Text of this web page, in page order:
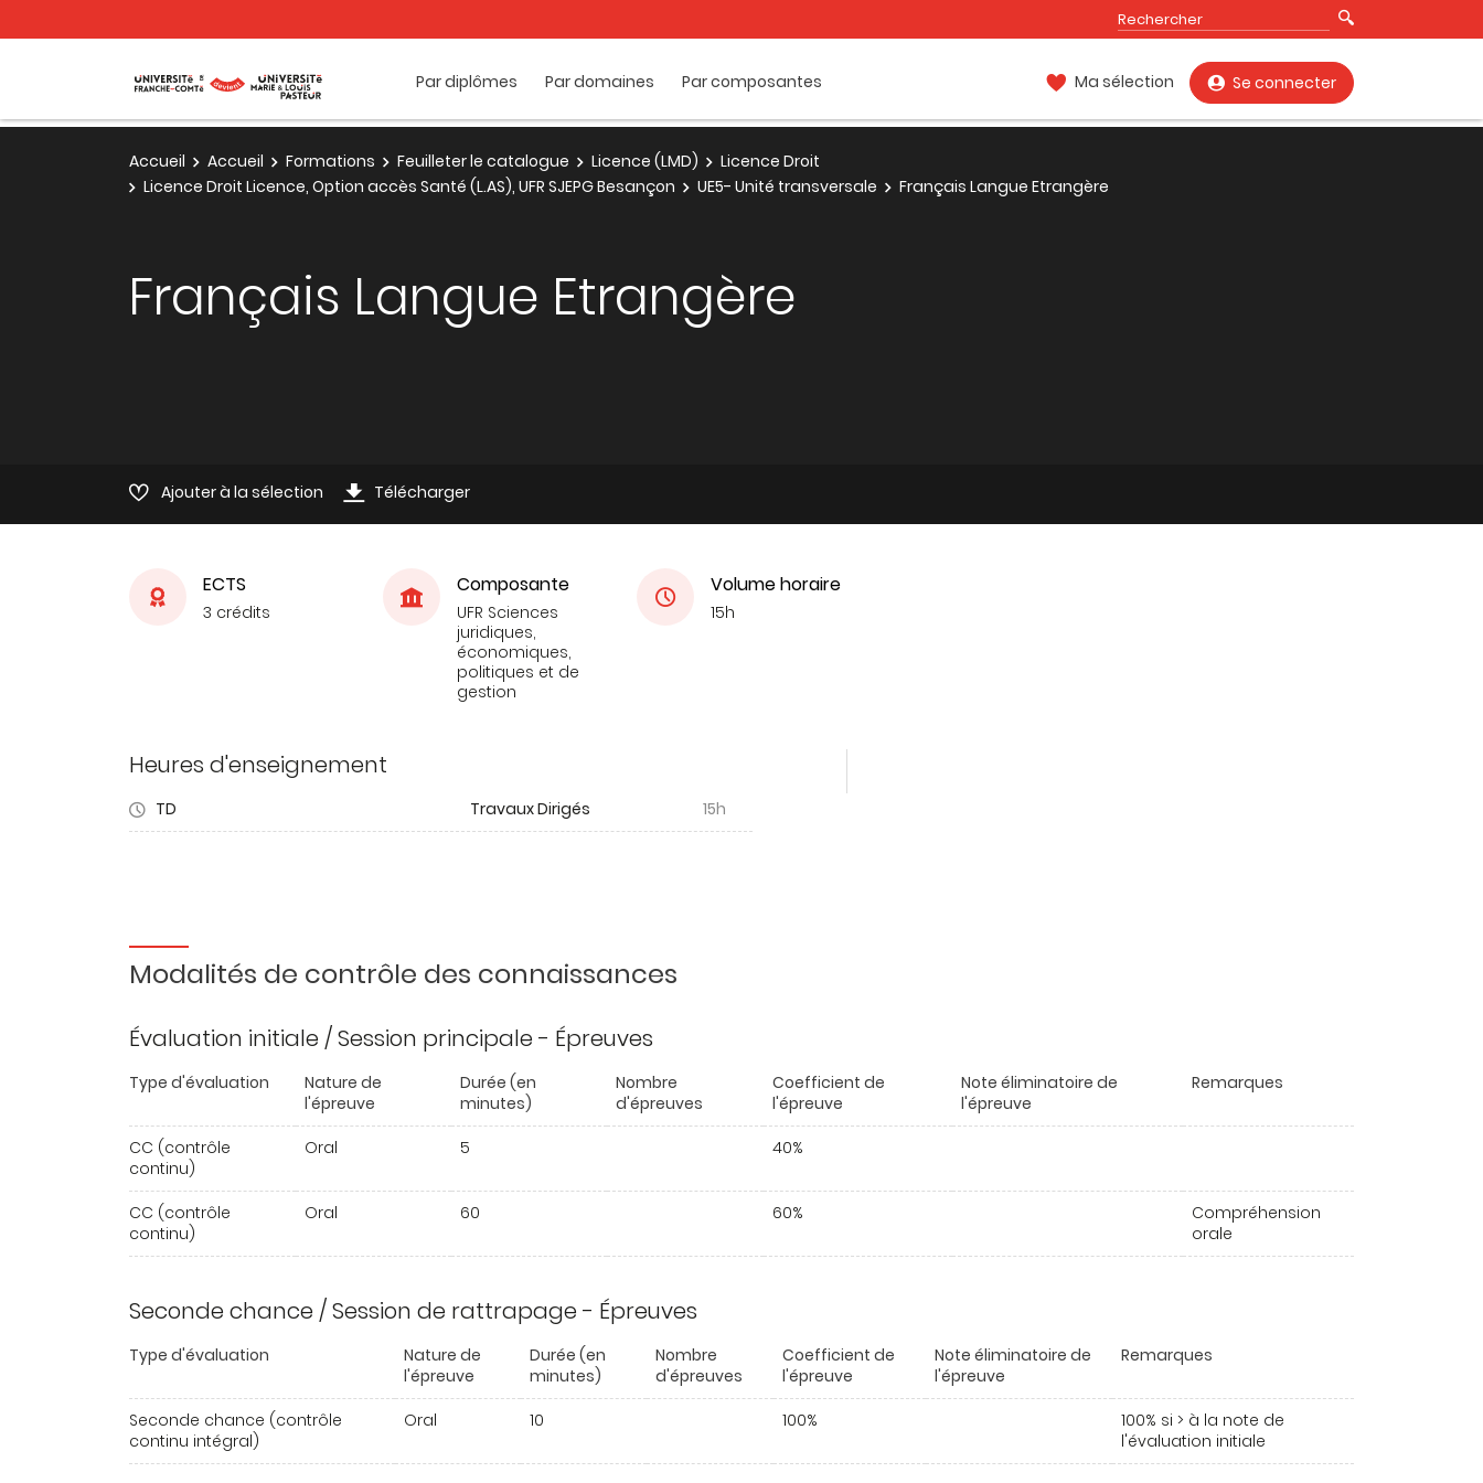
Par diplômes Par domaines Par composantes Ma sélection Se connecter
Accueil Accueil Formations Feuilleter le catalogue Licence (LMD)
Licence Droit
Licence Droit Licence, Option accès Santé (L.AS), UFR SJEPG Besançon
UE5- Unité transversale Français Langue Etrangère
Français Langue Etrangère
Ajouter à la sélection Télécharger
ECTS
3 crédits
Composante
UFR Sciences
juridiques,
économiques,
politiques et de
gestion
Volume horaire
15h
Heures d'enseignement
TD Travaux Dirigés 15h
Modalités de contrôle des connaissances
Évaluation initiale / Session principale - Épreuves
Type d'évaluation
Nature de
l'épreuve
Durée (en
minutes)
Nombre
d'épreuves
Coefficient de
l'épreuve
Note éliminatoire de
l'épreuve
Remarques
CC (contrôle
continu)
Oral 5 40%
CC (contrôle
continu)
Oral 60 60%
Compréhension
orale
Seconde chance / Session de rattrapage - Épreuves
Type d'évaluation
Nature de
l'épreuve
Durée (en
minutes)
Nombre
d'épreuves
Coefficient de
l'épreuve
Note éliminatoire de
l'épreuve
Remarques
Seconde chance (contrôle
continu intégral)
Oral 10 100%
100% si > à la note de
l'évaluation initiale